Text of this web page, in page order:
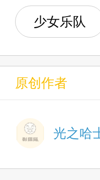
13.母
14.这
15.学专
16.这么
8.
9.
少女乐队
原创作者
光之哈